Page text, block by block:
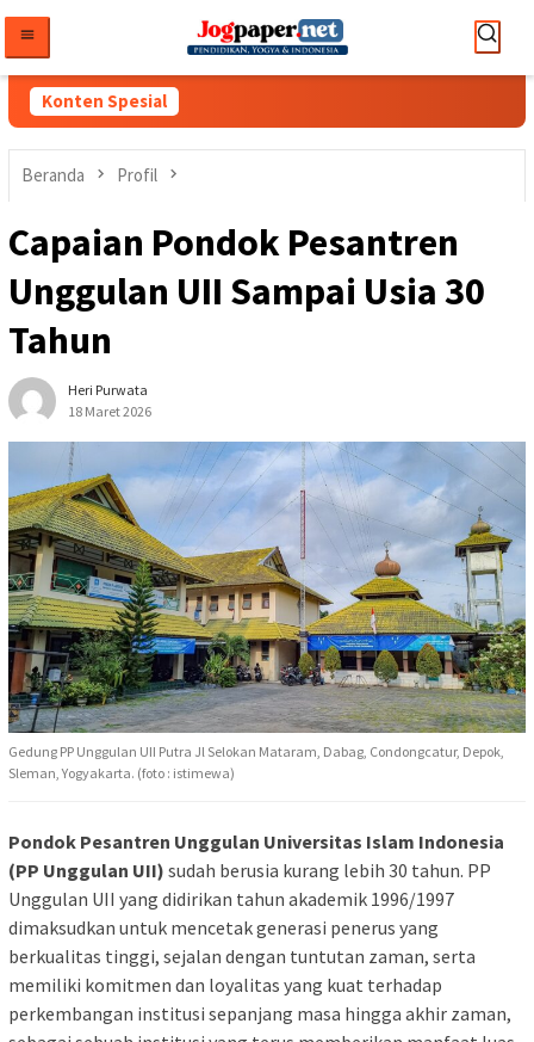
konten
Konten Spesial
Beranda Profil
Capaian Pondok Pesantren
Unggulan UII Sampai Usia 30
Tahun
Heri Purwata
18 Maret 2026
Gedung PP Unggulan UII Putra Jl Selokan Mataram, Dabag, Condongcatur, Depok,
Sleman, Yogyakarta. (foto : istimewa)
Pondok Pesantren Unggulan Universitas Islam Indonesia
(PP Unggulan UII) sudah berusia kurang lebih 30 tahun. PP
Unggulan UII yang didirikan tahun akademik 1996/1997
dimaksudkan untuk mencetak generasi penerus yang
berkualitas tinggi, sejalan dengan tuntutan zaman, serta
memiliki komitmen dan loyalitas yang kuat terhadap
perkembangan institusi sepanjang masa hingga akhir zaman,